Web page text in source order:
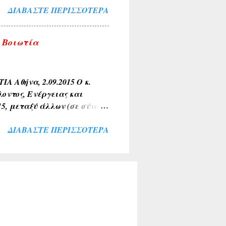
Αρβελέρ η οποία
παρέμειναν εκτός
για το σκοπό αυτό. Ήταν
ΔΙΑΒΆΣΤΕ ΠΕΡΙΣΣΌΤΕΡΑ
2.09.2015 Ο κ.
Ενέργειας και
μεταξύ άλλων (σε σύνολο
αρμόδιους Υπουργούς.
Η έλλειψη διαμόρφωσης
και η άρνησή της να
ΔΙΑΒΆΣΤΕ ΠΕΡΙΣΣΌΤΕΡΑ